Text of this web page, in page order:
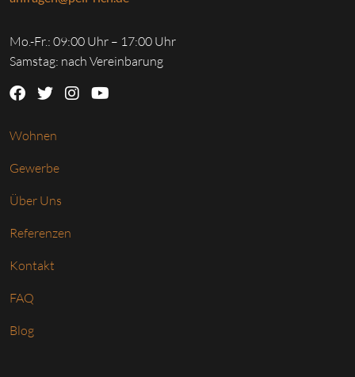
Mo.-Fr.: 09:00 Uhr – 17:00 Uhr
Samstag: nach Vereinbarung
Wohnen
Gewerbe
Über Uns
Referenzen
Kontakt
FAQ
Blog